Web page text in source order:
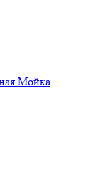
Мойка